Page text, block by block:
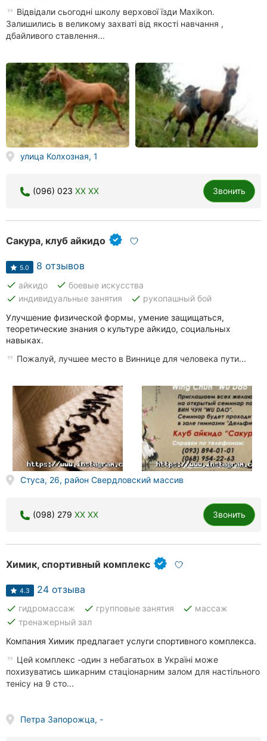
Відвідали сьогодні школу верхової їзди Maxikon.
Залишились в великому захваті від якості навчання ,
дбайливого ставлення...
улица Колхозная, 1
(096) 023 XX XX Звонить
Сакура, клуб айкидо
5.0 8 отзывов
done айкидо done боевые искусства
done индивидуальные занятия done рукопашный бой
Улучшение физической формы, умение защищаться,
теоретические знания о культуре айкидо, социальных
навыках.
Пожалуй, лучшее место в Виннице для человека пути...
Стуса, 26, район Свердловский массив
(098) 279 XX XX Звонить
Химик, спортивный комплекс
4.3 24 отзыва
done гидромассаж done групповые занятия done массаж
done тренажерный зал
Компания Химик предлагает услуги спортивного комплекса.
Цей комплекс -один з небагатьох в Україні може
похизуватись шикарним стаціонарним залом для настільного
тенісу на 9 сто...
Петра Запорожца, -